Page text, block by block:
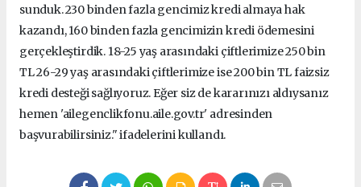
sunduk. 230 binden fazla gencimiz kredi almaya hak
kazandı, 160 binden fazla gencimizin kredi ödemesini
gerçekleştirdik. 18-25 yaş arasındaki çiftlerimize 250 bin
TL 26-29 yaş arasındaki çiftlerimize ise 200 bin TL faizsiz
kredi desteği sağlıyoruz. Eğer siz de kararınızı aldıysanız
hemen 'ailegenclikfonu.aile.gov.tr' adresinden
başvurabilirsiniz." ifadelerini kullandı.